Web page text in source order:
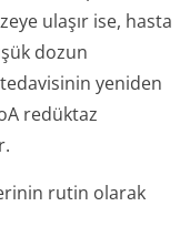
ulaşır ise, hasta
dozun
yeniden
redüktaz
rutin olarak